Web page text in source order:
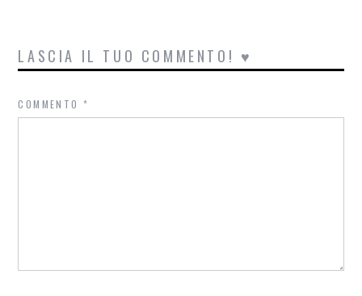
LASCIA IL TUO COMMENTO! ♥
COMMENTO*